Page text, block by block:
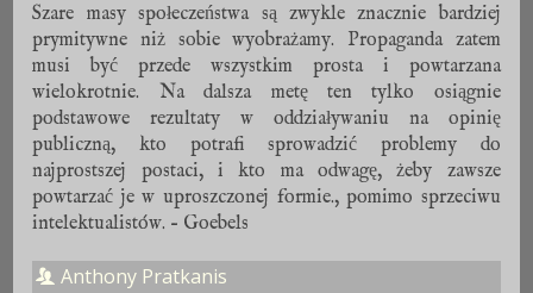
Szare masy społeczeństwa są zwykle znacznie bardziej
prymitywne niż sobie wyobrażamy. Propaganda zatem
musi być przede wszystkim prosta i powtarzana
wielokrotnie. Na dalsza metę ten tylko osiągnie
podstawowe rezultaty w oddziaływaniu na opinię
publiczną, kto potrafi sprowadzić problemy do
najprostszej postaci, i kto ma odwagę, żeby zawsze
powtarzać je w uproszczonej formie., pomimo sprzeciwu
intelektualistów. – Goebels
Anthony Pratkanis